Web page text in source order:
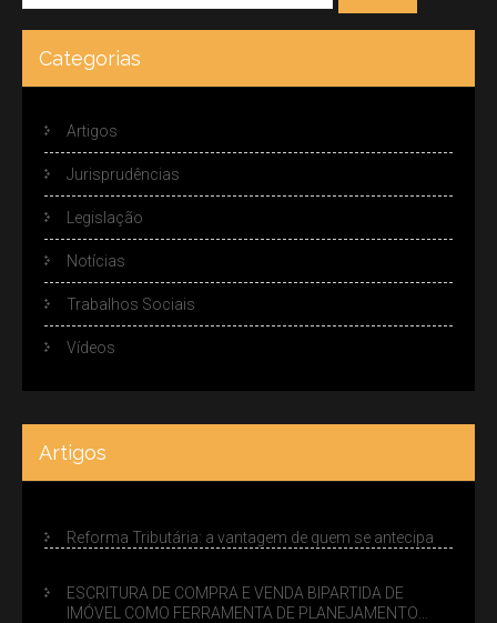
Categorias
Artigos
Jurisprudências
Legislação
Notícias
Trabalhos Sociais
Vídeos
Artigos
Reforma Tributária: a vantagem de quem se antecipa
ESCRITURA DE COMPRA E VENDA BIPARTIDA DE
IMÓVEL COMO FERRAMENTA DE PLANEJAMENTO